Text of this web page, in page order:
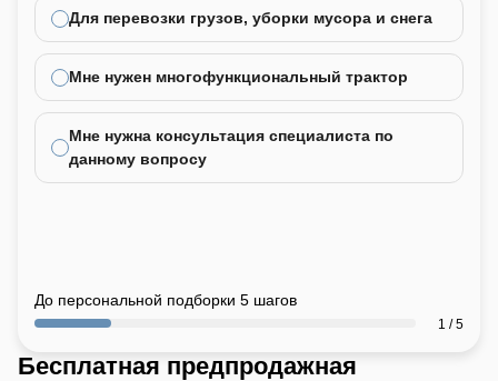
Для перевозки грузов, уборки мусора и снега
Мне нужен многофункциональный трактор
Мне нужна консультация специалиста по
данному вопросу
До персональной подборки 5 шагов
1 / 5
Бесплатная предпродажная